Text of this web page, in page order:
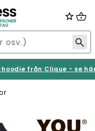
från Clique - se